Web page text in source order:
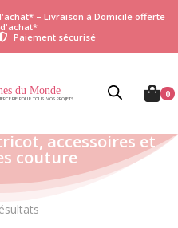
– Livraison à Domicile offerte
d'achat*
Paiement sécurisé
du Monde
POUR TOUS VOS PROJETS  0
accessoires et
couture
Trié